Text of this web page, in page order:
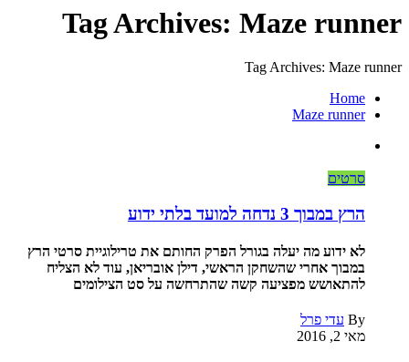
Tag Archives: Maze runner
Tag Archives: Maze runner
Home
Maze runner
סרטים
הרץ במבוך 3 נדחה למועד בלתי ידוע
לא ידוע מה יעלה בגורל הפרק החותם את טרילוגיית סרטי הרץ
במבוך אחרי שהשחקן הראשי, דילן אובריאן, עוד לא הצליח
להתאושש מפציעה קשה שהתרחשה על סט הצילומים
By עדי פרל
מאי 2, 2016